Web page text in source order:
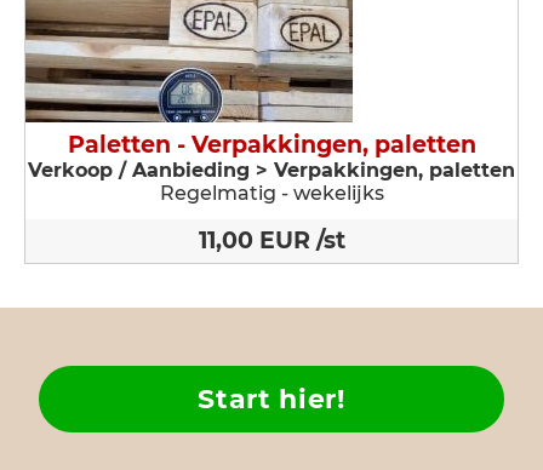
Paletten - Verpakkingen, paletten
Verkoop / Aanbieding > Verpakkingen, paletten
Regelmatig - wekelijks
11,00 EUR /st
Start hier!